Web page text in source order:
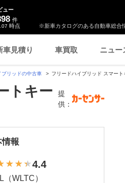
※新車カタログのある自動車総合
ュー
件
時点
車見積り 車買取 ニュー
ブリッドの中古車 フリードハイブリッド スマート
トキー
提
供：
報
4.4
（WLTC）